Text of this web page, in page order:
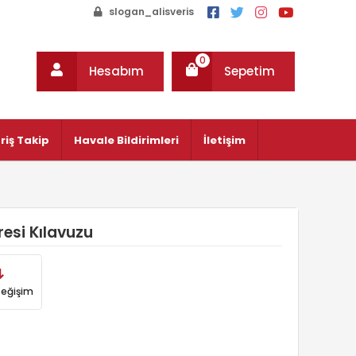
slogan_alisveris
Hesabım Sepetim
0
Takip Havale Bildirimleri İletişim
Kılavuzu